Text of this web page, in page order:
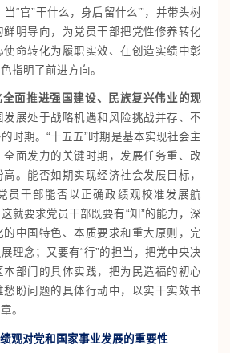
“官”干什么，身后留什么’”，并带头树
鲜明导向，为党员干部把党性修养转化
使命转化为履职实效、在创造实绩中彰
指明了前进方向。
面推进强国建设、民族复兴伟业的现
发展处于战略机遇和风险挑战并存、不
时期。“十五五”时期是基本实现社会主
全面发力的关键时期，发展任务重、改
。能否如期实现经济社会发展目标，
员干部能否以正确政绩观校准发展航
就要求党员干部既要有“知”的能力，深
中国特色、本质要求和重大原则，完
理念；又要有“行”的担当，把党中央决
部门的具体实践，把为民造福的初心
盼问题的具体行动中，以实干实效书
。
观对党和国家事业发展的重要性